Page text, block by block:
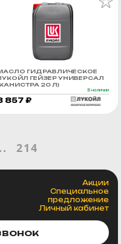
ГИДРАВЛИЧЕСКОЕ
ГЕЙЗЕР УНИВЕРСАЛ
20 Л)
В наличии
857 ₽
214
Акции
Специальное
предложение
Личный кабинет